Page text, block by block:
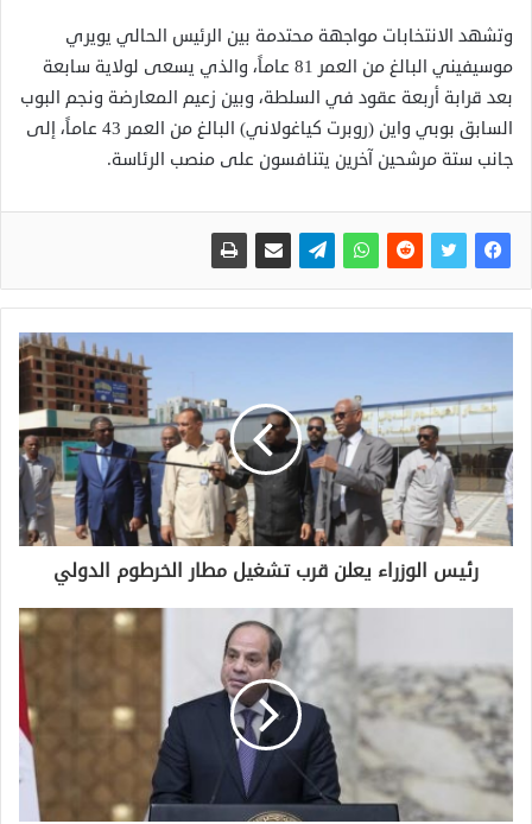
وتشهد الانتخابات مواجهة محتدمة بين الرئيس الحالي يويري
موسيفيني البالغ من العمر 81 عاماً، والذي يسعى لولاية سابعة
بعد قرابة أربعة عقود في السلطة، وبين زعيم المعارضة ونجم البوب
السابق بوبي واين (روبرت كياغولاني) البالغ من العمر 43 عاماً، إلى
جانب ستة مرشحين آخرين يتنافسون على منصب الرئاسة.
رئيس الوزراء يعلن قرب تشغيل مطار الخرطوم الدولي